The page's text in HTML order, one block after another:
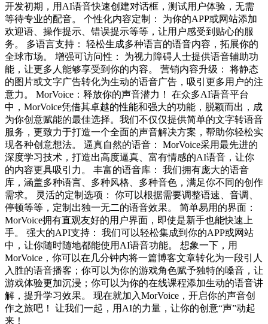
开发初期，用AI语音快速创建对话框，测试用户体验，无需
等待专业的配音。 个性化内容定制： 为你的APP或网站添加
欢迎语、操作提示、错误提示等等，让用户感受到贴心的服
务。 多语言支持： 轻松生成多种语言的语音内容，拓展你的
全球市场。 增强可访问性： 为视力障碍人士提供语音辅助功
能，让更多人能够享受到你的内容。 营销内容升级： 将静态
的图片或文字广告转化为生动的语音广告，吸引更多用户的注
意力。 MorVoice：释放你的声音潜力！ 在众多AI语音平台
中，MorVoice凭借其卓越的性能和强大的功能，脱颖而出，成
为你创意赋能的最佳选择。我们不仅仅提供简单的文字转语音
服务，更致力于打造一个全面的声音解决方案，帮助你轻松实
现各种创意想法。 逼真自然的语音： MorVoice采用最先进的
深度学习技术，打造出高度逼真、富有情感的AI语音，让你
的内容更具吸引力。 丰富的语音库： 我们拥有庞大的语音
库，涵盖多种语言、多种风格、多种音色，满足你不同的创作
需求。 灵活的定制选项： 你可以根据需要调整语速、音调、
停顿等等，定制出独一无二的语音效果。 简单易用的界面：
MorVoice拥有直观友好的用户界面，即使是新手也能快速上
手。 强大的API支持： 我们可以轻松集成到你的APP或网站
中，让你随时随地都能使用AI语音功能。 想象一下，用
MorVoice，你可以在几分钟内将一篇博客文章转化为一段引人
入胜的语音播客；你可以为你的游戏角色赋予独特的嗓音，让
游戏体验更加沉浸；你可以为你的在线课程添加生动的语音讲
解，提升学习效果。 现在就加入MorVoice，开启你的声音创
作之旅吧！ 让我们一起，用AI的力量，让你的创意“声”动起
来！